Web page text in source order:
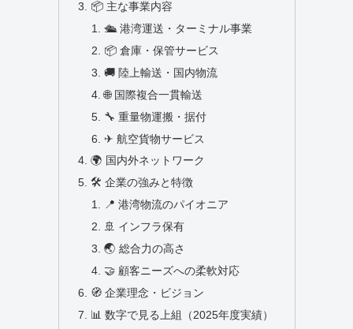
📦 主な事業内容
🛳 港湾運送・ターミナル事業
📦 倉庫・保管サービス
🚚 陸上輸送・国内物流
🌐 国際複合一貫輸送
🔧 重量物運搬・据付
✈ 航空貨物サービス
🌍 国内外ネットワーク
🛠 企業の強みと特徴
📍 港湾物流のパイオニア
🚢 インフラ保有
🌏 総合力の高さ
🤝 顧客ニーズへの柔軟対応
🧭 企業理念・ビジョン
📊 数字で見る上組（2025年度実績）